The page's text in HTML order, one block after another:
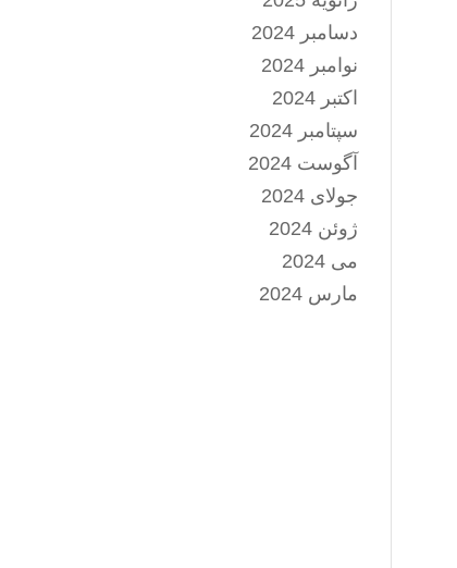
دسامبر 2024
نوامبر 2024
اکتبر 2024
سپتامبر 2024
آگوست 2024
جولای 2024
ژوئن 2024
می 2024
مارس 2024